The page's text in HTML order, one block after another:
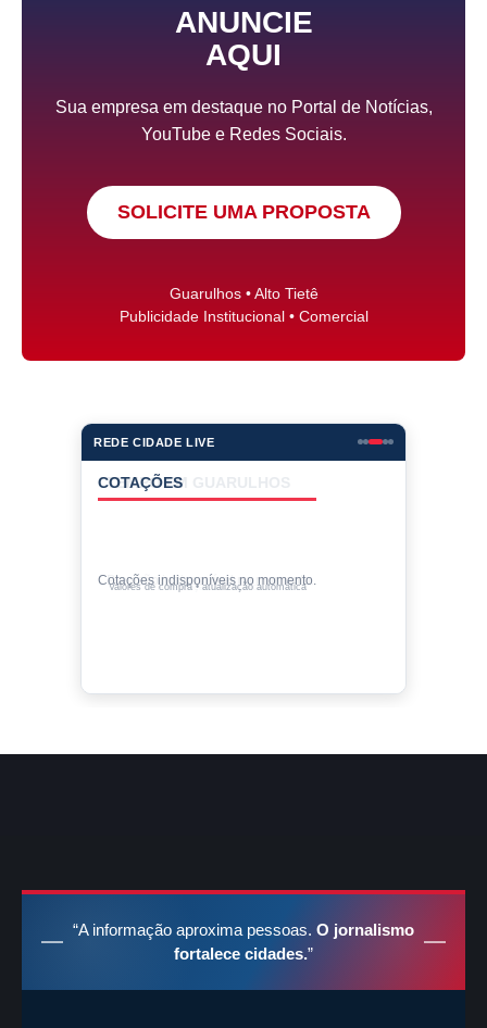
ANUNCIE
AQUI
Sua empresa em destaque no Portal de Notícias,
YouTube e Redes Sociais.
SOLICITE UMA PROPOSTA
Guarulhos • Alto Tietê
Publicidade Institucional • Comercial
REDE CIDADE LIVE
COTAÇÕES
Cotações indisponíveis no momento.
Valores de compra • atualização automática
“A informação aproxima pessoas. O jornalismo
fortalece cidades.”